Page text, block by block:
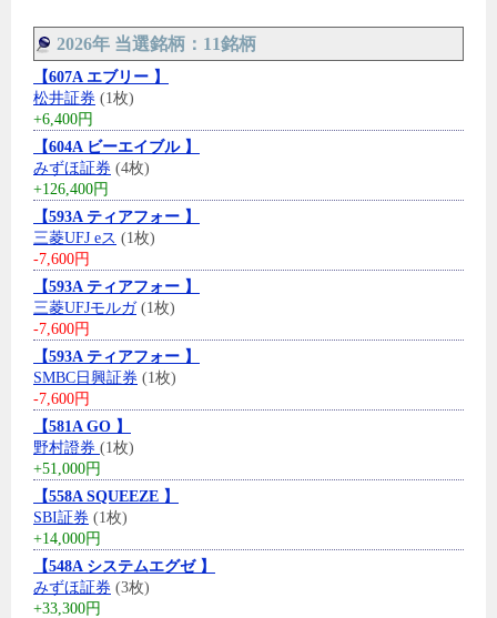
2026年 当選銘柄：11銘柄
【607A エブリー 】
松井証券 (1枚)
+6,400円
【604A ビーエイブル 】
みずほ証券 (4枚)
+126,400円
【593A ティアフォー 】
三菱UFJ eス (1枚)
-7,600円
【593A ティアフォー 】
三菱UFJモルガ(1枚)
-7,600円
【593A ティアフォー 】
SMBC日興証券 (1枚)
-7,600円
【581A GO 】
野村證券 (1枚)
+51,000円
【558A SQUEEZE 】
SBI証券 (1枚)
+14,000円
【548A システムエグゼ 】
みずほ証券 (3枚)
+33,300円